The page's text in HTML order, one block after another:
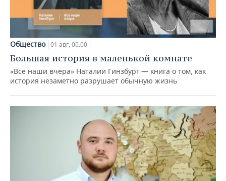
Общество 01 авг, 00:00
Большая история в маленькой комнате
«Все наши вчера» Наталии Гинзбург — книга о том, как
история незаметно разрушает обычную жизнь